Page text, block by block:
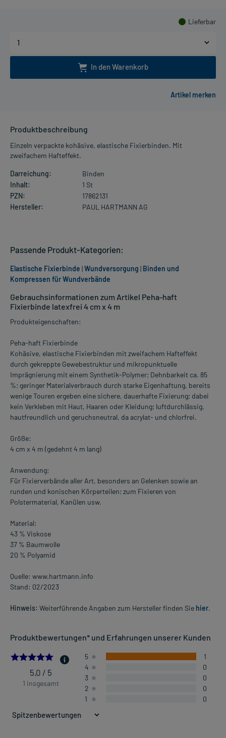
Lieferbar
In den Warenkorb
Produktbeschreibung
Einzeln verpackte kohäsive, elastische Fixierbinden. Mit
zweifachem Hafteffekt.
Darreichung:
Binden
Inhalt:
1 St
PZN:
17862131
Hersteller:
PAUL HARTMANN AG
Gebrauchsinformationen zum Artikel Peha-haft
Fixierbinde latexfrei 4 cm x 4 m
Produkteigenschaften:
Peha-haft Fixierbinde
Kohäsive, elastische Fixierbinden mit zweifachem Hafteffekt
durch gekreppte Gewebestruktur und mikropunktuelle
Imprägnierung mit einem Synthetik-Polymer; Dehnbarkeit ca. 85
%; geringer Materialverbrauch durch starke Eigenhaftung, bereits
wenige Touren ergeben eine sichere, dauerhafte Fixierung; dabei
kein Verkleben mit Haut, Haaren oder Kleidung; luftdurchlässig,
hautfreundlich und geruchsneutral, da acrylat- und chlorfrei.
Größe:
4 cm x 4 m (gedehnt 4 m lang)
Anwendung:
Für Fixierverbände aller Art, besonders an Gelenken sowie an
runden und konischen Körperteilen; zum Fixieren von
Polstermaterial, Kanülen usw.
Material:
43 % Viskose
37 % Baumwolle
20 % Polyamid
Quelle: www.hartmann.info
Stand: 02/2023
Hinweis: Weiterführende Angaben zum Hersteller finden Sie hier.
Produktbewertungen* und Erfahrungen unserer Kunden
5.0
5,0 / 5
1 insgesamt
5
1
4
0
3
0
2
0
1
0
Passende Produkt-Kategorien:
Elastische Fixierbinde |Wundversorgung | Binden und
Kompressen für Wundverbände